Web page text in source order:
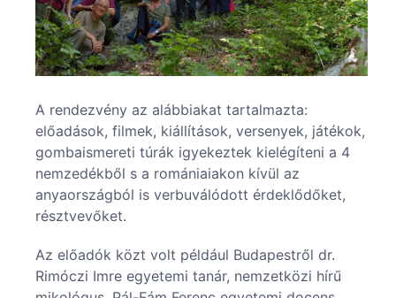
A rendezvény az alábbiakat tartalmazta:
előadások, filmek, kiállítások, versenyek, játékok,
gombaismereti túrák igyekeztek kielégíteni a 4
nemzedékből s a romániaiakon kívül az
anyaországból is verbuválódott érdeklődőket,
résztvevőket.
Az előadók közt volt például Budapestről dr.
Rimóczi Imre egyetemi tanár, nemzetközi hírű